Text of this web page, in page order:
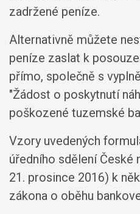
zadržené peníze.
Alternativně můžete
peníze zaslat k
přímo, společně s
"Žádost o poskytnutí
poškozené tuzemské
Vzory uvedených
úředního sdělení České
21. prosince 2016) k
zákona o oběhu